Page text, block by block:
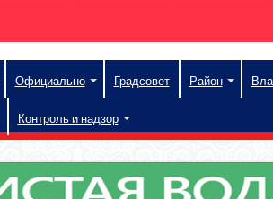
Официально Градсовет Район
Контроль и надзор